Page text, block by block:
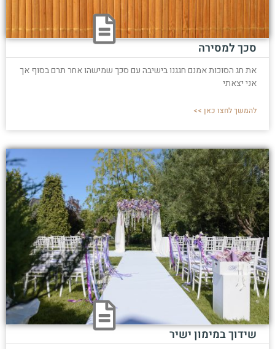
סכך למסירה
את חג הסוכות אמנם חגגנו בישיבה עם סכך שמישהו אחר תרם בסוף אך
אני יצאתי
להמשך לחצו כאן >>
שידוך במימון ישיר